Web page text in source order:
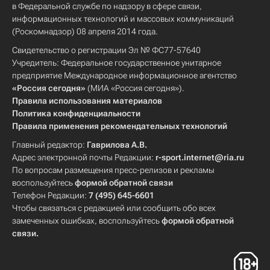
в Федеральной службе по надзору в сфере связи,
информационных технологий и массовых коммуникаций
(Роскомнадзор) 08 апреля 2014 года.
Свидетельство о регистрации Эл № ФС77-57640
Учредитель: Федеральное государственное унитарное
предприятие Международное информационное агентство
«Россия сегодня» (МИА «Россия сегодня»).
Правила использования материалов
Политика конфиденциальности
Правила применения рекомендательных технологий
Главный редактор: Гаврилова А.В.
Адрес электронной почты Редакции: r-sport.internet@ria.ru
По вопросам размещения пресс-релизов и рекламы
воспользуйтесьформой обратной связи
Телефон Редакции: 7 (495) 645-6601
Чтобы связаться с редакцией или сообщить обо всех
замеченных ошибках, воспользуйтесьформой обратной
связи.